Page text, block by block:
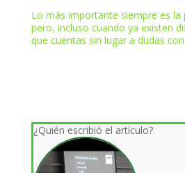
Lo más importante siempre es la
pero, incluso cuando ya existen
que cuentas sin lugar a dudas
¿Quién escribió el artículo?